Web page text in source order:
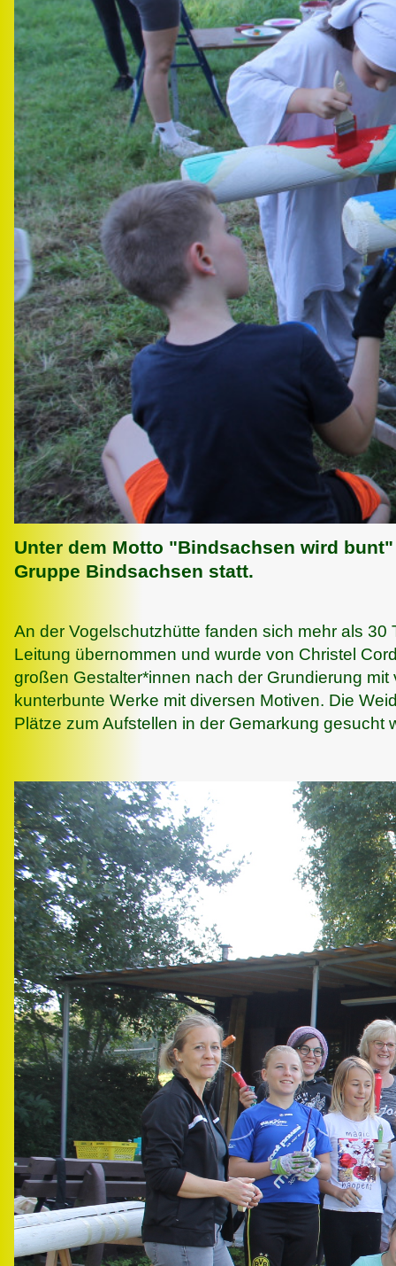
Unter dem Motto "Bindsachsen wird
Gruppe Bindsachsen statt.
An der Vogelschutzhütte fanden sich mehr als
Leitung übernommen und wurde von Christel
großen Gestalter*innen nach der Grundierung
kunterbunte Werke mit diversen Motiven. Die
Plätze zum Aufstellen in der Gemarkung gesucht